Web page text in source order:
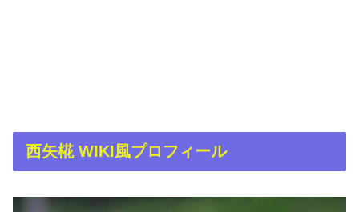
西矢椛 WIKI風プロフィール